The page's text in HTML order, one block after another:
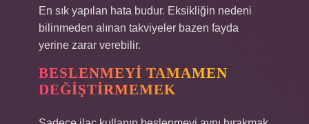
En sık yapılan hata budur. Eksikliğin nedeni
bilinmeden alınan takviyeler bazen fayda
yerine zarar verebilir.
BESLENMEYI TAMAMEN
DEĞIŞTIRMEMEK